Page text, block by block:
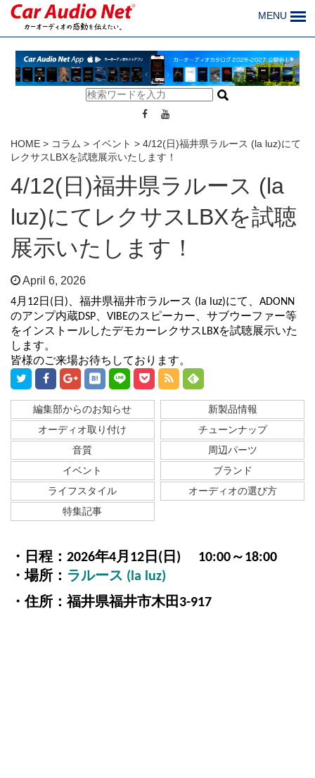
MENU
HOME > コラム > イベント > 4/12(日)福井県ラルース (la luz)にて
レクサスLBXを試聴展示いたします！
4/12(日)福井県ラルース (la
luz)にてレクサスLBXを試聴
展示いたします！
April 6, 2026
4月12日(日)、福井県福井市ラルース (la luz)にて、ADONN
のアンプ内蔵DSP、VIBEのスピーカー、サブウーファー等
をインストールしたデモカーレクサスLBXを試聴展示いた
します。
皆様のご来場お待ちしております。
編集部からのお知らせ
新製品情報
オーディオ取り付け
チューンナップ
音質
周辺パーツ
イベント
ブランド
ライフスタイル
オーディオの選び方
特集記事
・日程：2026年4月12日(日) 10:00～18:00
・場所： ラルース (la luz)
・住所：福井県福井市木田3-917